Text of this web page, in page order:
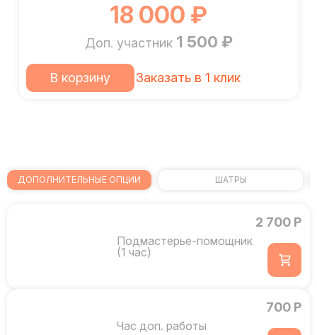
18 000 ₽
Доп. участник 1 500 ₽
В корзину Заказать в 1 клик
ДОПОЛНИТЕЛЬНЫЕ ОПЦИИ ШАТРЫ
Подмастерье-помощник
(1 час)
2 700 Р
Час доп. работы
700 Р